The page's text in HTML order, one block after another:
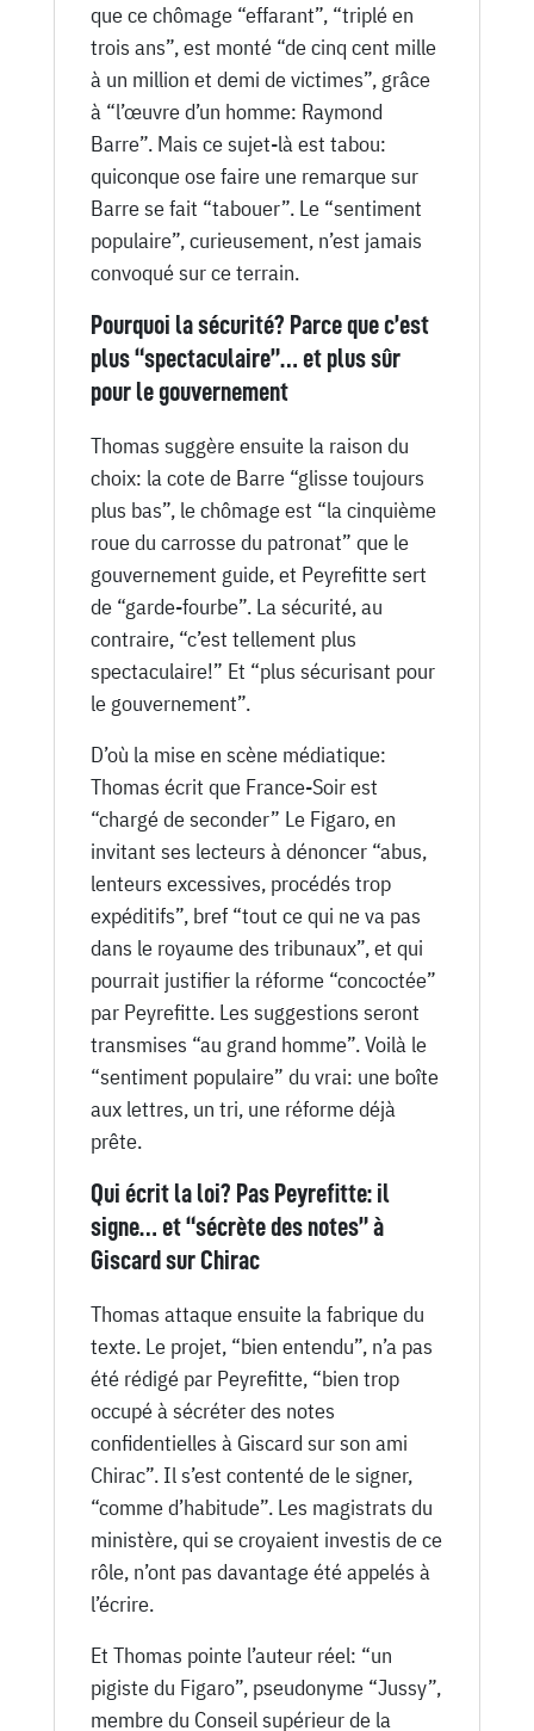
que ce chômage “effarant”, “triplé en
trois ans”, est monté “de cinq cent mille
à un million et demi de victimes”, grâce
à “l’œuvre d’un homme: Raymond
Barre”. Mais ce sujet-là est tabou:
quiconque ose faire une remarque sur
Barre se fait “tabouer”. Le “sentiment
populaire”, curieusement, n’est jamais
convoqué sur ce terrain.
Pourquoi la sécurité? Parce que c’est
plus “spectaculaire”… et plus sûr
pour le gouvernement
Thomas suggère ensuite la raison du
choix: la cote de Barre “glisse toujours
plus bas”, le chômage est “la cinquième
roue du carrosse du patronat” que le
gouvernement guide, et Peyrefitte sert
de “garde-fourbe”. La sécurité, au
contraire, “c’est tellement plus
spectaculaire!” Et “plus sécurisant pour
le gouvernement”.
D’où la mise en scène médiatique:
Thomas écrit que France-Soir est
“chargé de seconder” Le Figaro, en
invitant ses lecteurs à dénoncer “abus,
lenteurs excessives, procédés trop
expéditifs”, bref “tout ce qui ne va pas
dans le royaume des tribunaux”, et qui
pourrait justifier la réforme “concoctée”
par Peyrefitte. Les suggestions seront
transmises “au grand homme”. Voilà le
“sentiment populaire” du vrai: une boîte
aux lettres, un tri, une réforme déjà
prête.
Qui écrit la loi? Pas Peyrefitte: il
signe… et “sécrète des notes” à
Giscard sur Chirac
Thomas attaque ensuite la fabrique du
texte. Le projet, “bien entendu”, n’a pas
été rédigé par Peyrefitte, “bien trop
occupé à sécréter des notes
confidentielles à Giscard sur son ami
Chirac”. Il s’est contenté de le signer,
“comme d’habitude”. Les magistrats du
ministère, qui se croyaient investis de ce
rôle, n’ont pas davantage été appelés à
l’écrire.
Et Thomas pointe l’auteur réel: “un
pigiste du Figaro”, pseudonyme “Jussy”,
membre du Conseil supérieur de la